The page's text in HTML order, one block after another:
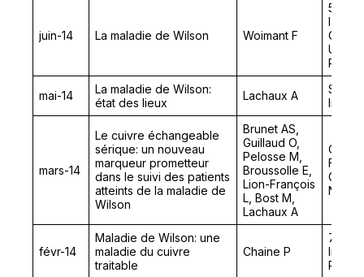
juin-14 La maladie de Wilson Woimant F
5ème
Pitre/
mai-14
La maladie de Wilson:
état des lieux
Lachaux A
mars-14
Le cuivre échangeable
sérique: un nouveau
marqueur prometteur
dans le suivi des patients
atteints de la maladie de
Wilson
Brunet AS,
Guillaud O,
Pelosse M,
Broussolle E,
Lion-François
L, Bost M,
Lachaux A
févr-14
Maladie de Wilson: une
maladie du cuivre
traitable
Chaine P
7ème